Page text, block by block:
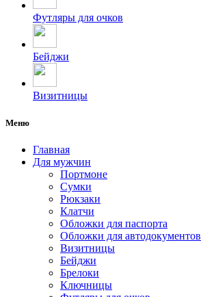
Футляры для очков
Бейджи
Визитницы
Меню
Главная
Для мужчин
Портмоне
Сумки
Рюкзаки
Клатчи
Обложки для паспорта
Обложки для автодокументов
Визитницы
Бейджи
Брелоки
Ключницы